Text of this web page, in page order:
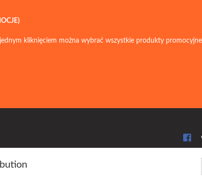
kliknięciem można wybrać wszystkie produkty